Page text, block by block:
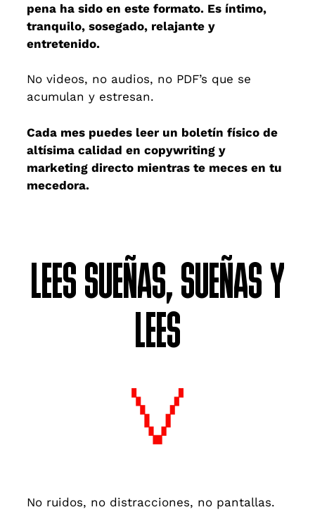
pena ha sido en este formato. Es íntimo,
tranquilo, sosegado, relajante y
entretenido.
No videos, no audios, no PDF’s que se
acumulan y estresan.
Cada mes puedes leer un boletín físico de
altísima calidad en copywriting y
marketing directo mientras te meces en tu
mecedora.
LEES SUEÑAS, SUEÑAS Y
LEES
No ruidos, no distracciones, no pantallas.